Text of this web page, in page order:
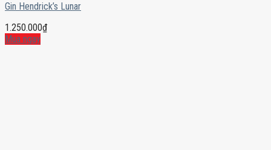
Gin Hendrick’s Lunar
1.250.000₫
Mua ngay